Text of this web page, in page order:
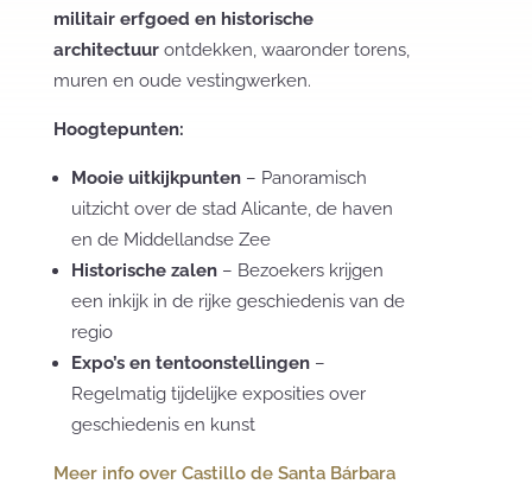
militair erfgoed en historische
architectuurontdekken, waaronder torens,
muren en oude vestingwerken.
Hoogtepunten:
Mooie uitkijkpunten– Panoramisch
uitzicht over de stad Alicante, de haven
en de Middellandse Zee
Historische zalen– Bezoekers krijgen
een inkijk in de rijke geschiedenis van de
regio
Expo’s en tentoonstellingen–
Regelmatig tijdelijke exposities over
geschiedenis en kunst
Meer info over Castillo de Santa Bárbara